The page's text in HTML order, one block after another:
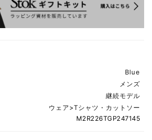
Blue
メンズ
継続モデル
ウェア>Tシャツ・カットソー
M2R226TGP247145